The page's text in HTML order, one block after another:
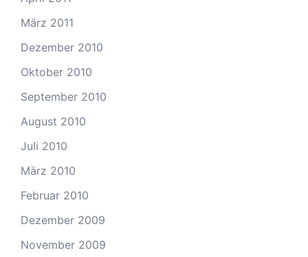
März 2011
Dezember 2010
Oktober 2010
September 2010
August 2010
Juli 2010
März 2010
Februar 2010
Dezember 2009
November 2009